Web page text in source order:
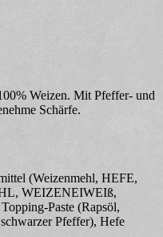
Weizen. Mit Pfeffer- und
Schärfe.
(Weizenmehl, HEFE,
WEIZENEIWEIß,
Paste (Rapsöl,
Pfeffer), Hefe